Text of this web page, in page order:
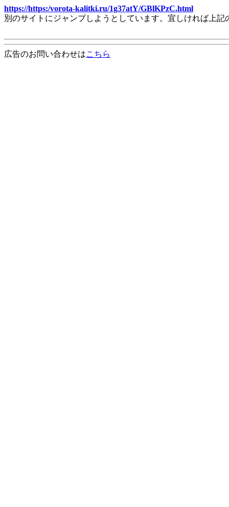
https://https:/vorota-kalitki.ru/1g37atY/GBlKPzC.html
別のサイトにジャンプしようとしています。宜しければ上
広告のお問い合わせはこちら